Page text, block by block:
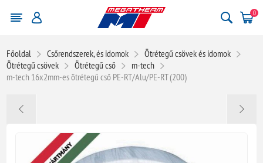
0
Főoldal Csőrendszerek, és idomok
Ötrétegű csövek és idomok
Ötrétegű csövek
Ötrétegű cső
m-tech
m-tech 16x2mm-es ötrétegű cső PE-RT/Alu/PE-RT (200)